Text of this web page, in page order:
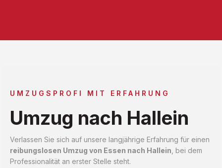
UMZUGSPROFI MIT ERFAHRUNG
Umzug nach Hallein
Verlassen Sie sich auf unsere langjährige Erfahrung für einen
reibungslosen Umzug von Essen nach Hallein , bei dem
Professionalität an erster Stelle steht.